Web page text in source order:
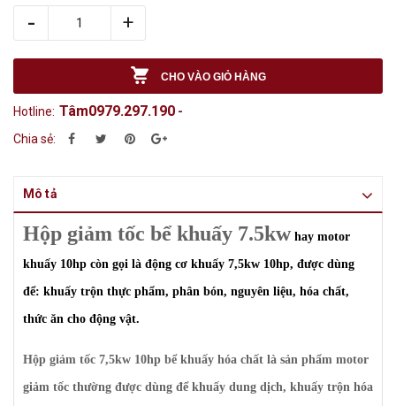
- +
CHO VÀO GIỎ HÀNG
Hotline: Tâm0979.297.190 -
Chia sẻ:
Mô tả
Hộp giảm tốc bể khuấy 7.5kw hay motor
khuấy 10hp còn gọi là động cơ khuấy 7,5kw 10hp, được dùng
để: khuấy trộn thực phẩm, phân bón, nguyên liệu, hóa chất,
thức ăn cho động vật.
Hộp giảm tốc 7,5kw 10hp bể khuấy hóa chất là sản phẩm motor
giảm tốc thường được dùng để khuấy dung dịch, khuấy trộn hóa